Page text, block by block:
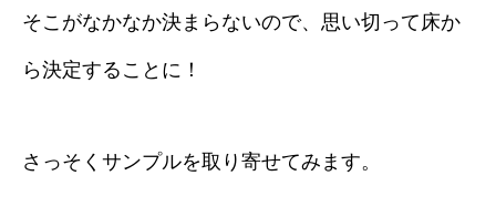
そこがなかなか決まらないので、思い切って床か
ら決定することに！
さっそくサンプルを取り寄せてみます。